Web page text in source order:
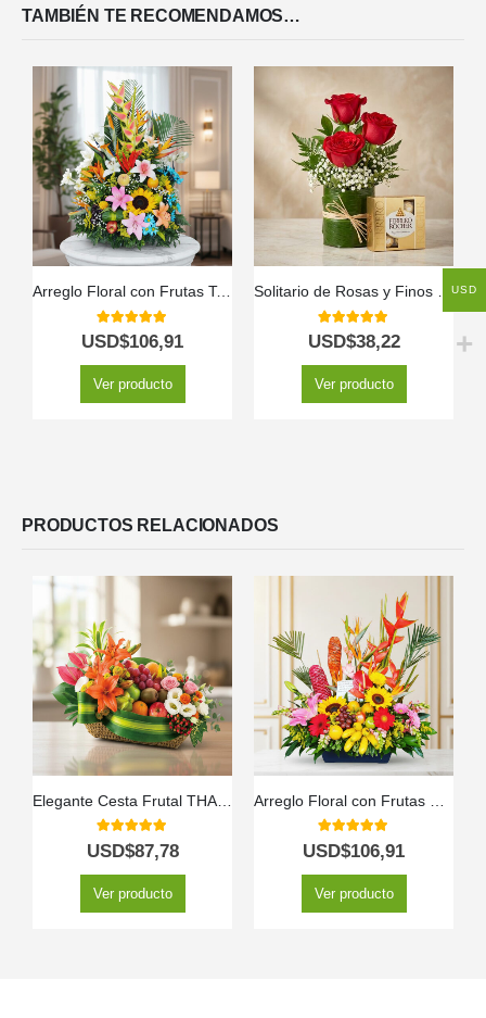
TAMBIÉN TE RECOMENDAMOS…
Arreglo Floral con Frutas Tentación
5.00out of 5
USD$106,91
Ver producto
Solitario de Rosas y Finos Bombones MADONNA 🌹
5.00out of 5
USD$38,22
Ver producto
PRODUCTOS RELACIONADOS
5.00 out of 5
USD$87,78
Ver producto
5.00out of 5
USD$106,91
Ver producto
USD